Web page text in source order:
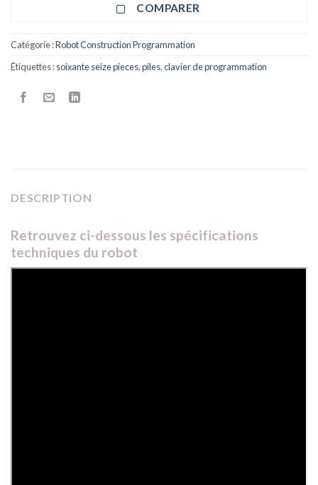
COMPARER
Catégorie :Robot Construction Programmation
Étiquettes :soixante seize pieces,piles,clavier de programmation
DESCRIPTION
Retrouvez ci-dessous les spécifications
techniques du robot